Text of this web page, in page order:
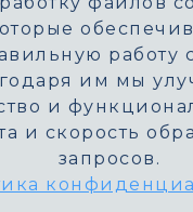
Нептун. Все
работу
им мы
и
и скорость
запросов.